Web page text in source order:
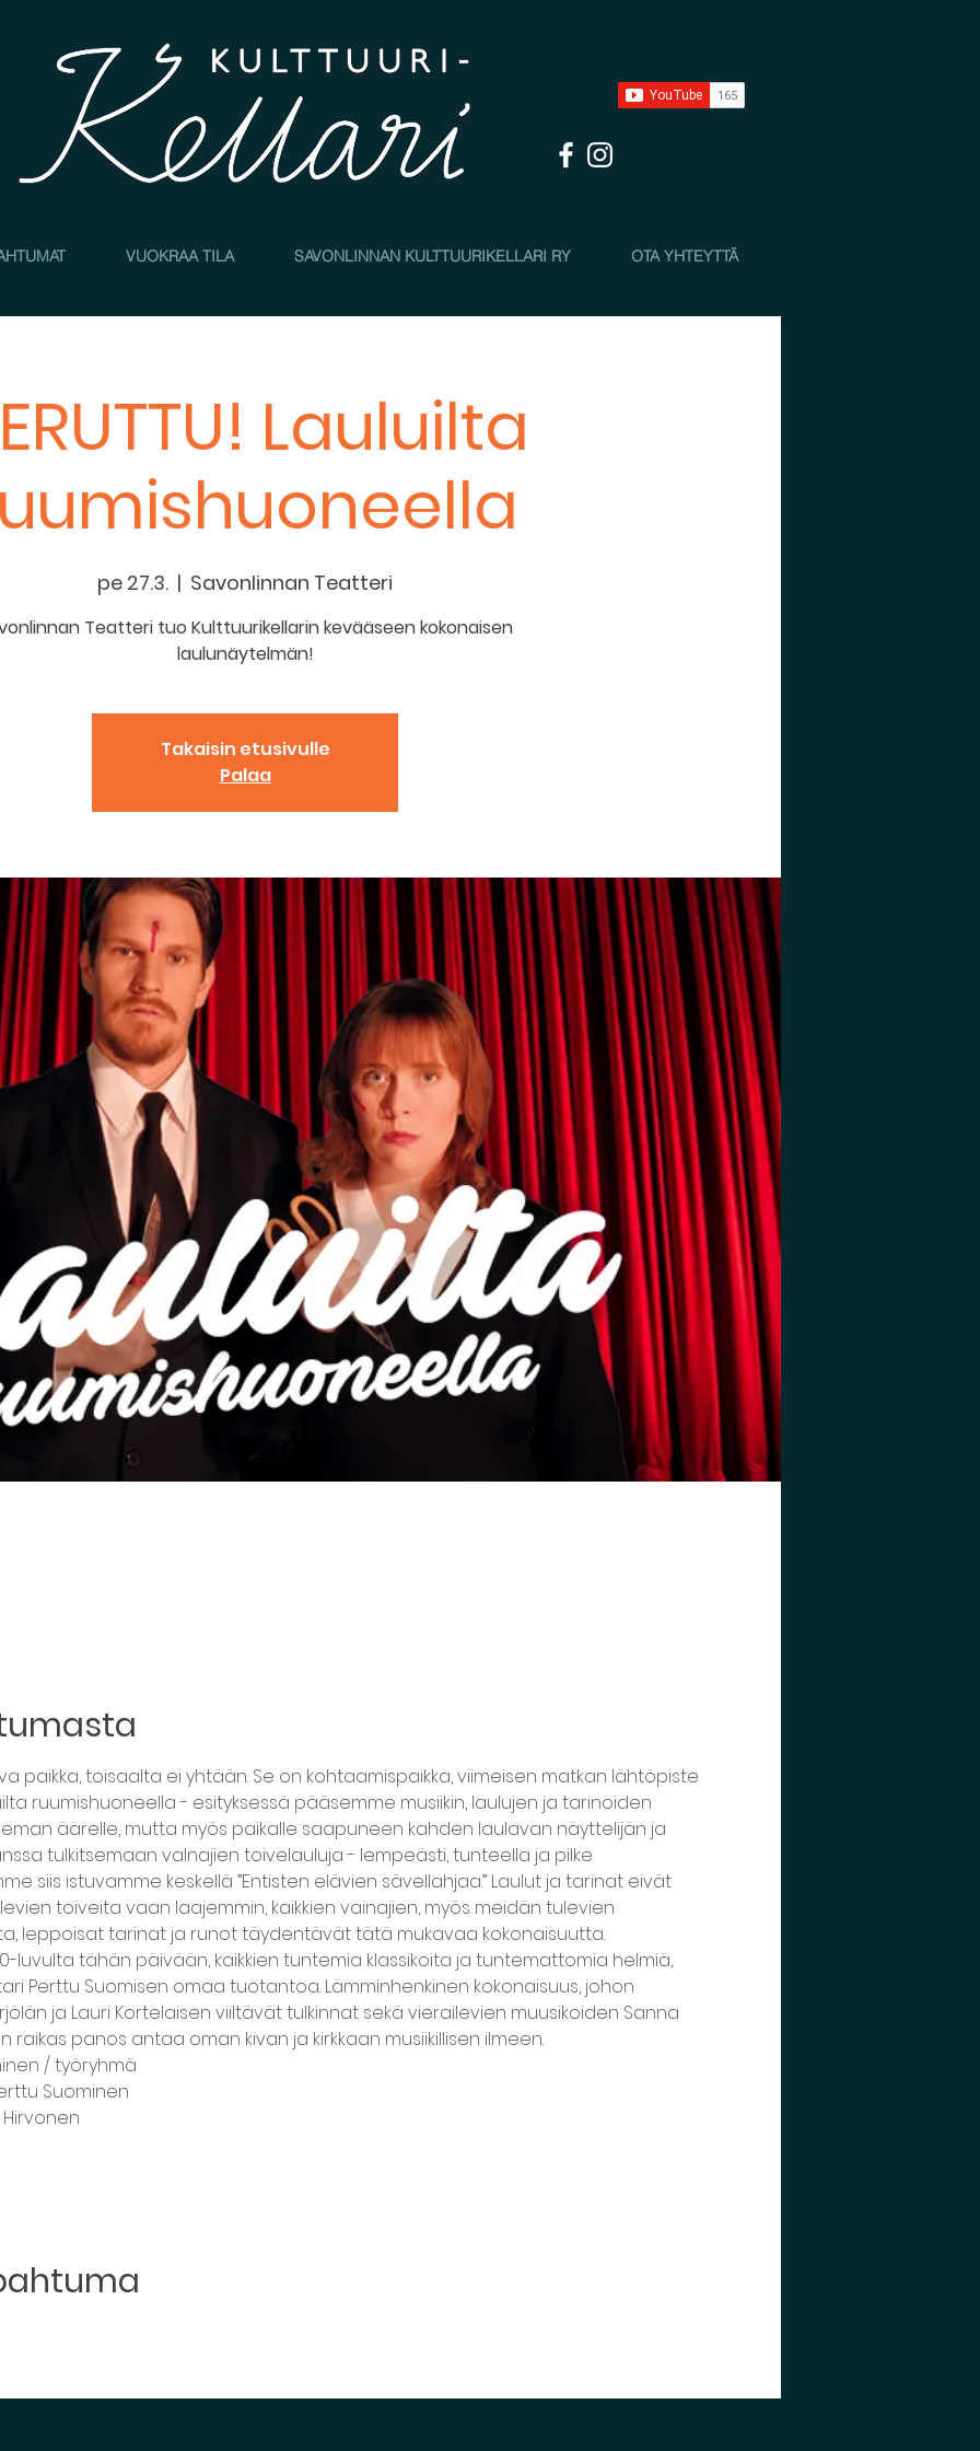
VUOKRAA TILA SAVONLINNAN KULTTUURIKELLARI RY OTA YHTEYTTÄ
Lauluilta
pe 27.3.
  |
Savonlinnan Teatteri
Teatteri tuo Kulttuurikellarin kevääseen kokonaisen
laulunäytelmän!
Takaisin etusivulle
Palaa
paikka, toisaalta ei yhtään. Se on kohtaamispaikka, viimeisen matkan lähtöpiste
ruumishuoneella - esityksessä pääsemme musiikin, laulujen ja tarinoiden
äärelle, mutta myös paikalle saapuneen kahden laulavan näyttelijän ja
tulkitsemaan vaInajien toivelauluja - lempeästi, tunteella ja pilke
siis istuvamme keskellä ”Entisten elävien sävellahjaa.” Laulut ja tarinat eivät
toiveita vaan laajemmin, kaikkien vainajien, myös meidän tulevien
leppoisat tarinat ja runot täydentävät tätä mukavaa kokonaisuutta.
luvulta tähän päivään, kaikkien tuntemia klassikoita ja tuntemattomia helmiä,
Perttu Suomisen omaa tuotantoa. Lämminhenkinen kokonaisuus, johon
ja Lauri Kortelaisen viiltävät tulkinnat sekä vierailevien muusikoiden Sanna
raikas panos antaa oman kivan ja kirkkaan musiikillisen ilmeen.
/ työryhmä
Suominen
Hirvonen